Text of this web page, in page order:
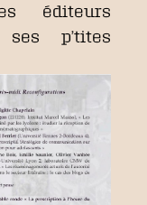
éditeurs
p’tites